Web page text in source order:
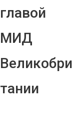
главой
МИД
Великобри
тании